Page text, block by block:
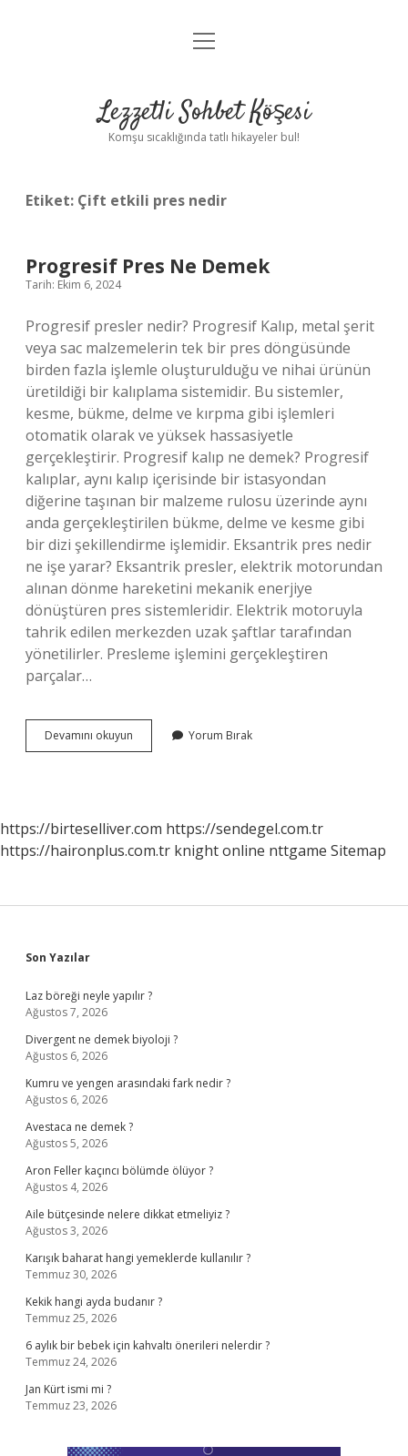
Anasayfa
Yasal Uyarı
menüyü
Lezzetli Sohbet Köşesi
Komşu sıcaklığında tatlı hikayeler bul!
Etiket: Çift etkili pres nedir
Progresif Pres Ne Demek
Tarih: Ekim 6, 2024
Progresif presler nedir? Progresif Kalıp, metal şerit
veya sac malzemelerin tek bir pres döngüsünde
birden fazla işlemle oluşturulduğu ve nihai ürünün
üretildiği bir kalıplama sistemidir. Bu sistemler,
kesme, bükme, delme ve kırpma gibi işlemleri
otomatik olarak ve yüksek hassasiyetle
gerçekleştirir. Progresif kalıp ne demek? Progresif
kalıplar, aynı kalıp içerisinde bir istasyondan
diğerine taşınan bir malzeme rulosu üzerinde aynı
anda gerçekleştirilen bükme, delme ve kesme gibi
bir dizi şekillendirme işlemidir. Eksantrik pres nedir
ne işe yarar? Eksantrik presler, elektrik motorundan
alınan dönme hareketini mekanik enerjiye
dönüştüren pres sistemleridir. Elektrik motoruyla
tahrik edilen merkezden uzak şaftlar tarafından
yönetilirler. Presleme işlemini gerçekleştiren
parçalar…
Devamını okuyun Progresif
Pres
Yorum Bırak
https://birteselliver.com https://sendegel.com.tr
https://haironplus.com.tr knight online nttgame Sitemap
Sidebar
Son Yazılar
Laz böreği neyle yapılır ?
Ağustos 7, 2026
Divergent ne demek biyoloji ?
Ağustos 6, 2026
Kumru ve yengen arasındaki fark nedir ?
Ağustos 6, 2026
Avestaca ne demek ?
Ağustos 5, 2026
Aron Feller kaçıncı bölümde ölüyor ?
Ağustos 4, 2026
Aile bütçesinde nelere dikkat etmeliyiz ?
Ağustos 3, 2026
Karışık baharat hangi yemeklerde kullanılır ?
Temmuz 30, 2026
Kekik hangi ayda budanır ?
Temmuz 25, 2026
6 aylık bir bebek için kahvaltı önerileri nelerdir ?
Temmuz 24, 2026
Jan Kürt ismi mi ?
Temmuz 23, 2026